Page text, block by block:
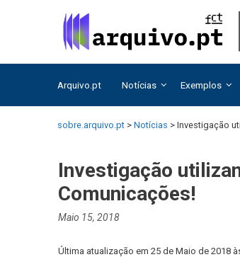
Arquivo.pt Notícias Exemplos
sobre.arquivo.pt > Notícias > Investigação
Investigação
Comunicações!
Maio 15, 2018
Última atualização em 25 de Maio de 2018